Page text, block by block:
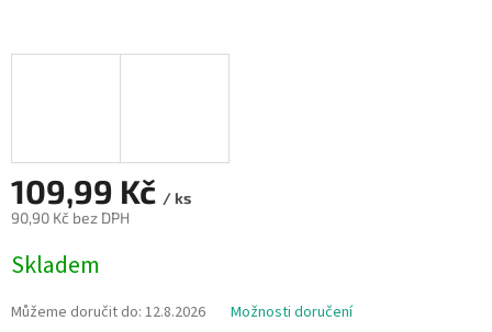
109,99 Kč / ks
90,90 Kč bez DPH
cena:
Skladem
Můžeme doručit do: 12.8.2026 Možnosti doručení